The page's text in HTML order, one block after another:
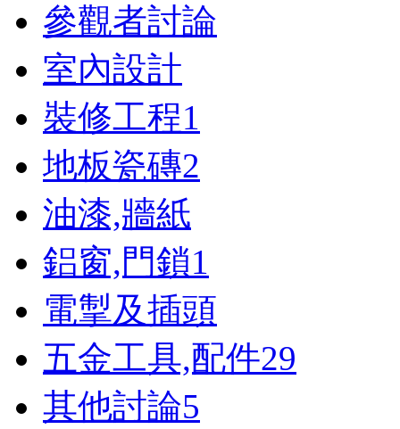
參觀者討論
室內設計
裝修工程1
地板瓷磚2
油漆,牆紙
鋁窗,門鎖1
電掣及插頭
五金工具,配件29
其他討論5